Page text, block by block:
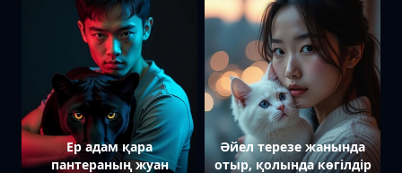
Ер адам қара
пантераның жуан
Әйел терезе жанында
отыр, қолында көгілдір